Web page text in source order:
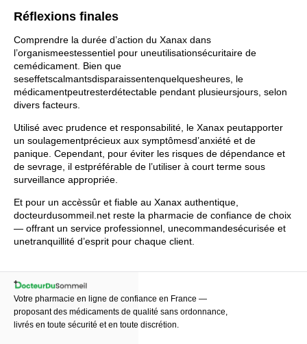
Réflexions finales
Comprendre la durée d’action du Xanax dans
l’organismeestessentiel pour uneutilisationsécuritaire de
cemédicament. Bien que
seseffetscalmantsdisparaissentenquelquesheures, le
médicamentpeutresterdétectable pendant plusieursjours, selon
divers facteurs.
Utilisé avec prudence et responsabilité, le Xanax peutapporter
un soulagementprécieux aux symptômesd’anxiété et de
panique. Cependant, pour éviter les risques de dépendance et
de sevrage, il estpréférable de l’utiliser à court terme sous
surveillance appropriée.
Et pour un accèssûr et fiable au Xanax authentique,
docteurdusommeil.net reste la pharmacie de confiance de choix
— offrant un service professionnel, unecommandesécurisée et
unetranquillité d’esprit pour chaque client.
Votre pharmacie en ligne de confiance en France —
proposant des médicaments de qualité sans ordonnance,
livrés en toute sécurité et en toute discrétion.